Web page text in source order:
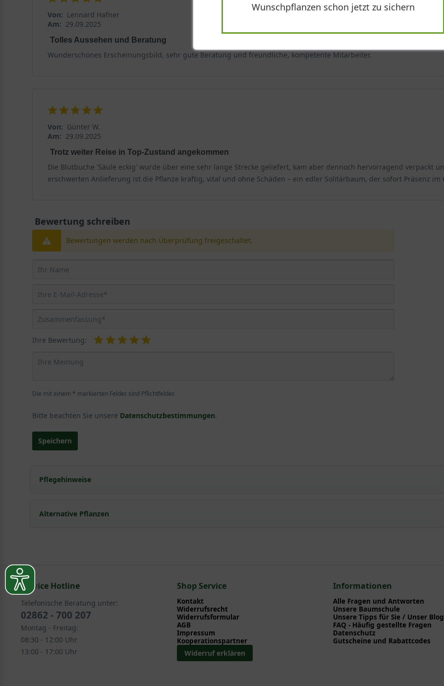
Von: Lennard Hafner
Am: 29.09.2025
Tolles Aussehen und Beratung
Wunderschönes Erscheinungsbild, sehr gute Beratung und freundliche, kompetente Mitarbeiter.
Von: Günter W.
Am: 29.09.2025
Trotz weiter Reise in Top-Zustand angekommen
Die Blutbuche 'Säule eckig' wurde über eine sehr lange Strecke geliefert, kam aber dennoch hervorragend verpackt
erschwerten Anlieferung ist die Pflanze kräftig, vital und ohne Schäden – ein edler Solitärbaum, der sofort Präsenz im
Bewertung schreiben
Bewertungen werden nach Überprüfung freigeschaltet.
Ihre Bewertung:
Die mit einem * markierten Felder sind Pflichtfelder.
Bitte beachten Sie unsere Datenschutzbestimmungen.
Speichern
Pflegehinweise
Pflanz- und Pflegetipps Fagus sylvatica Purpurea 'Säule eckig' 420x90x90 cm / Blutbuche 'Säule eckig'
Alternative Pflanzen
Laub- und Nadelgehölze > Interessante Formen > Säulen (eckig)
Wunschpflanzen schon jetzt zu sichern
Service Hotline
Telefonische Beratung unter:
02862 - 700 207
Montag - Freitag:
08:30 - 12:00 Uhr
13:00 - 17:00 Uhr
Shop Service
Kontakt
Widerrufsrecht
Widerrufsformular
AGB
Impressum
Kooperationspartner
Widerruf erklären
Informationen
Alle Fragen und Antworten
Unsere Baumschule
Unsere Tipps für Sie / Unser Blog
FAQ - Häufig gestellte Fragen
Datenschutz
Gutscheine und Rabattcodes